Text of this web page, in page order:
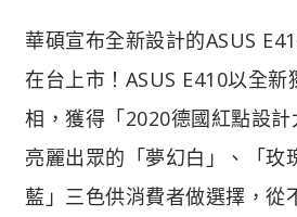
華碩宣布全新設計的ASUS
在台上市！ASUS E410以全新
相，獲得「2020德國紅點設
亮麗出眾的「夢幻白」、「玫
藍」三色供消費者做選擇，從